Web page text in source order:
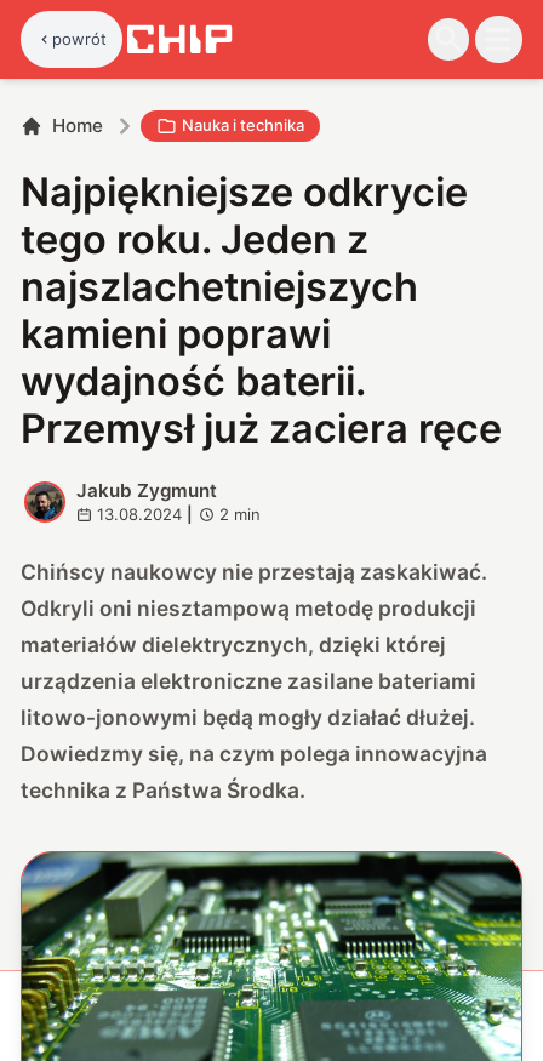
powrót
Home Nauka i technika
Najpiękniejsze odkrycie
tego roku. Jeden z
najszlachetniejszych
kamieni poprawi
wydajność baterii.
Przemysł już zaciera ręce
J
Jakub Zygmunt
13.08.2024 2 min
Chińscy naukowcy nie przestają zaskakiwać.
Odkryli oni niesztampową metodę produkcji
materiałów dielektrycznych, dzięki której
urządzenia elektroniczne zasilane bateriami
litowo-jonowymi będą mogły działać dłużej.
Dowiedzmy się, na czym polega innowacyjna
technika z Państwa Środka.